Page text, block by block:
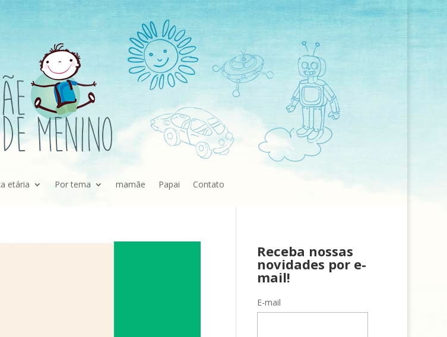
etária Por tema mamãe Papai Contato
Receba nossas
novidades por e-
mail!
E-mail